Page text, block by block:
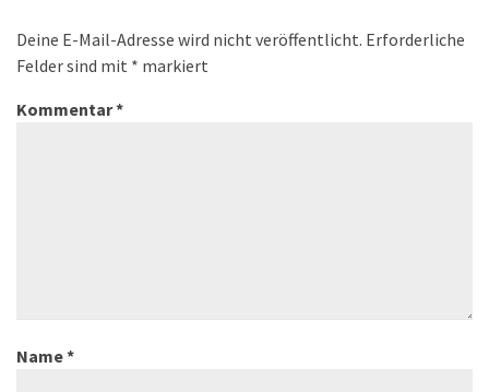
Deine E-Mail-Adresse wird nicht veröffentlicht. Erforderliche
Felder sind mit * markiert
Kommentar*
Name*